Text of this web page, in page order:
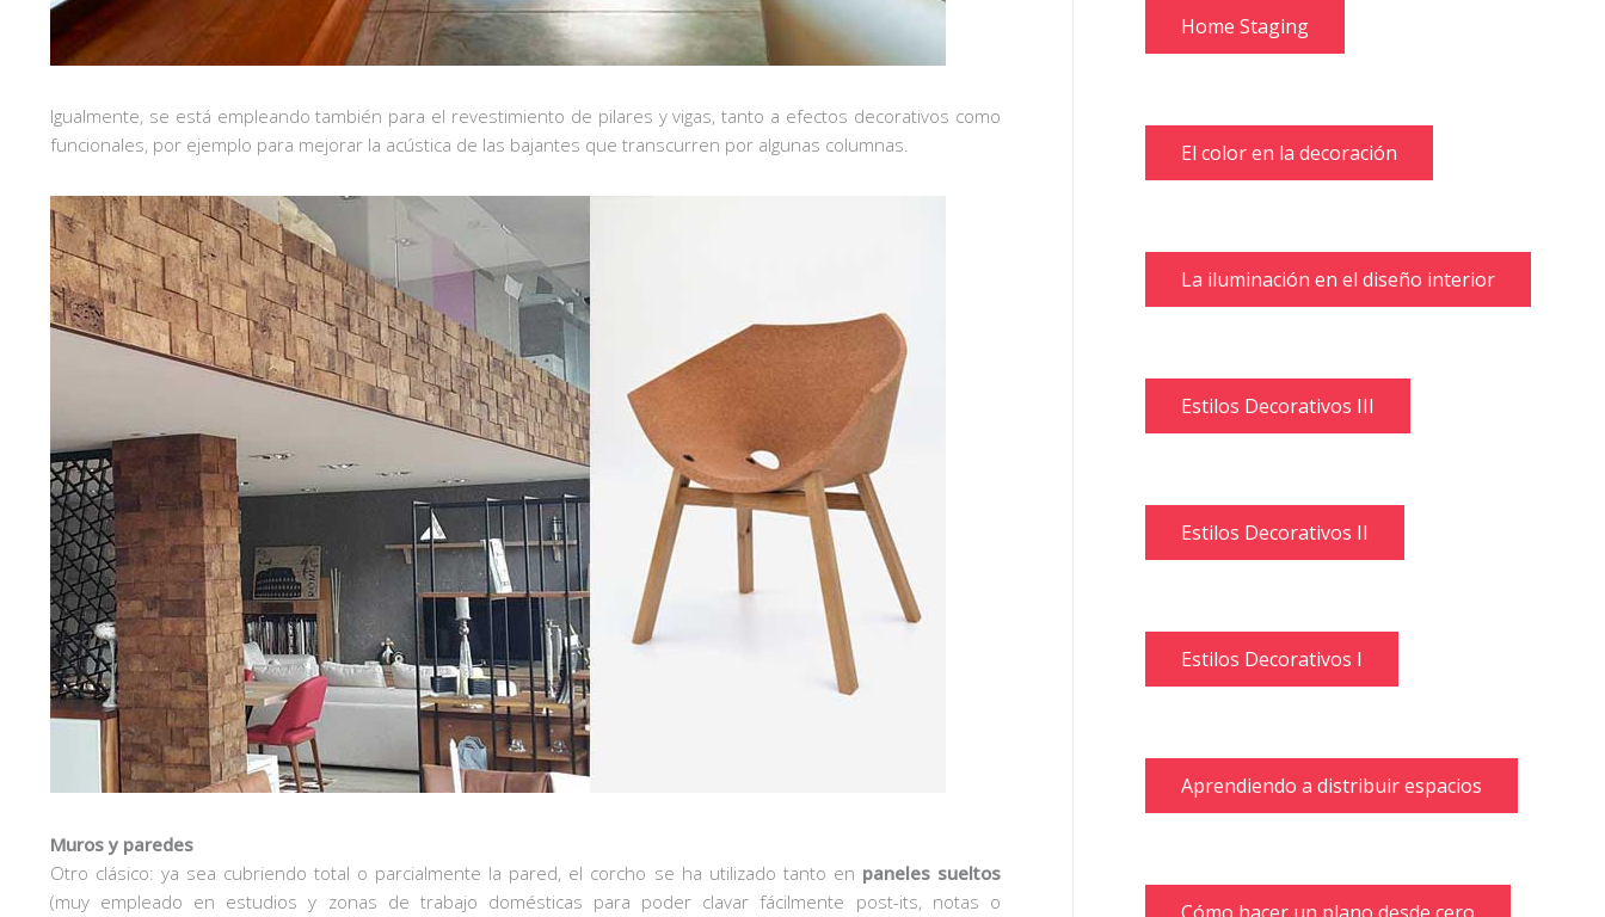
Igualmente, se está empleando también para el revestimiento de pilares y vigas, tanto a efectos decorativos como
funcionales, por ejemplo para mejorar la acústica de las bajantes que transcurren por algunas columnas.
Muros y paredes
Otro clásico: ya sea cubriendo total o parcialmente la pared, el corcho se ha utilizado tanto en paneles sueltos
(muy empleado en estudios y zonas de trabajo domésticas para poder clavar fácilmente post-its, notas o
Home Staging
El color en la decoración
La iluminación en el diseño interior
Estilos Decorativos III
Estilos Decorativos II
Estilos Decorativos I
Aprendiendo a distribuir espacios